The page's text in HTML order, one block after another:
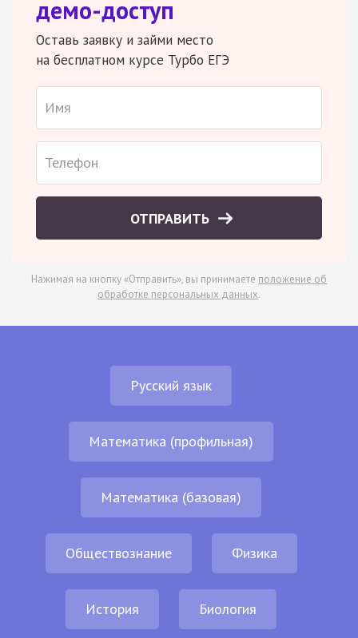
демо-доступ
Оставь заявку и займи место
на бесплатном курсе Турбо ЕГЭ
ОТПРАВИТЬ
Нажимая на кнопку «Отправить», вы принимаете положение об
обработке персональных данных.
Русский язык
Математика (профильная)
Математика (базовая)
Обществознание Физика
История Биология